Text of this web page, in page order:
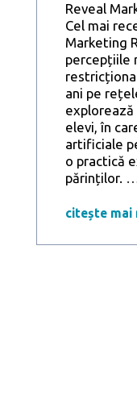
Reveal
Cel mai
Marketing
percepțiile
ani pe
elevi, în
artificiale
o practică
părinților.
citește mai